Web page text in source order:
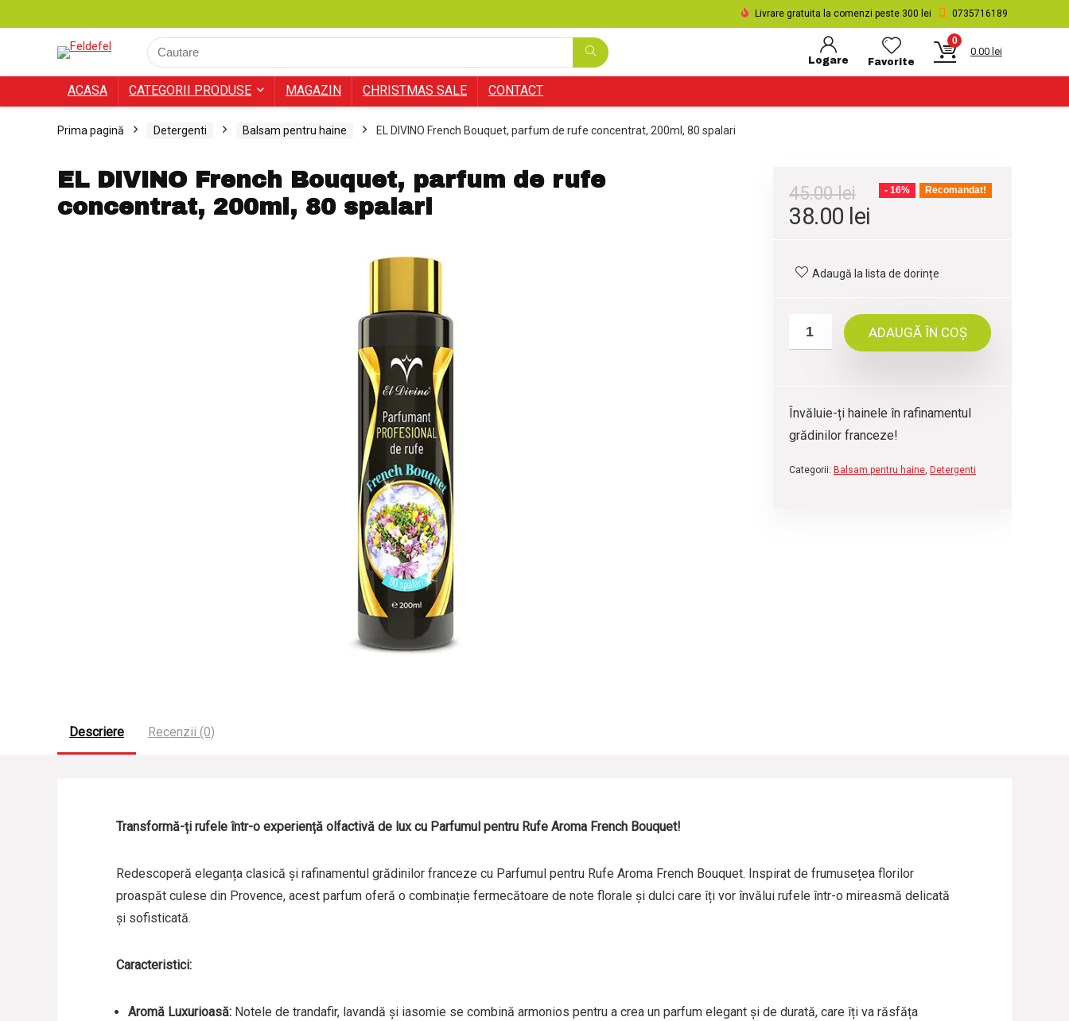
Livrare gratuita la comenzi peste 300 lei 0735716189
Logare Favorite
0
0.00 lei
ACASA CATEGORII PRODUSE MAGAZIN CHRISTMAS SALE CONTACT
Prima pagină Detergenti Balsam pentru haine EL DIVINO French Bouquet, parfum de rufe concentrat, 200ml, 80 spalari
EL DIVINO French Bouquet, parfum de rufe
concentrat, 200ml, 80 spalari
Recomandat!
- 16%
45.00lei
Prețul
a
fost:
38.00 lei
38.00 lei.
Adaugă la lista de dorințe
ADAUGĂ ÎN COȘ
Învăluie-ți hainele în rafinamentul
grădinilor franceze!
Categorii: Balsam pentru haine, Detergenti
Descriere Recenzii (0)
Transformă-ți rufele într-o experiență olfactivă de lux cu Parfumul pentru Rufe Aroma French Bouquet!
Redescoperă eleganța clasică și rafinamentul grădinilor franceze cu Parfumul pentru Rufe Aroma French Bouquet. Inspirat de frumusețea florilor
proaspăt culese din Provence, acest parfum oferă o combinație fermecătoare de note florale și dulci care îți vor învălui rufele într-o mireasmă delicată
și sofisticată.
Caracteristici:
Aromă Luxurioasă:Notele de trandafir, lavandă și iasomie se combină armonios pentru a crea un parfum elegant și de durată, care îți va răsfăța